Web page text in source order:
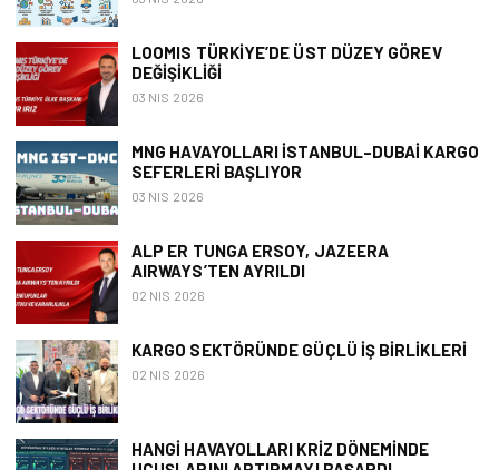
LOOMIS TÜRKIYE’DE ÜST DÜZEY GÖREV
DEĞIŞIKLIĞI
03 NIS 2026
MNG HAVAYOLLARI İSTANBUL–DUBAI KARGO
SEFERLERI BAŞLIYOR
03 NIS 2026
ALP ER TUNGA ERSOY, JAZEERA
AIRWAYS’TEN AYRILDI
02 NIS 2026
KARGO SEKTÖRÜNDE GÜÇLÜ İŞ BIRLIKLERI
02 NIS 2026
HANGI HAVAYOLLARI KRIZ DÖNEMINDE